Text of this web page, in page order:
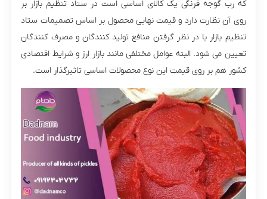
که رب گوجه‌ فرنگی یک کالای اساسی است در ستاد تنظیم بازار بر
روی آن نظارت دارد و قیمت نهایی محصول بر اساس تصمیمات ستاد
تنظیم بازار با در نظر گرفتن منافع تولید کنندگان و مصرف‌ کنندگان
تعیین می‌ شود. البته عوامل مختلفی مانند بازار ارز و شرایط اقتصادی
کشور هم بر روی قیمت این نوع محصولات اساسی تاثیرگذار است.